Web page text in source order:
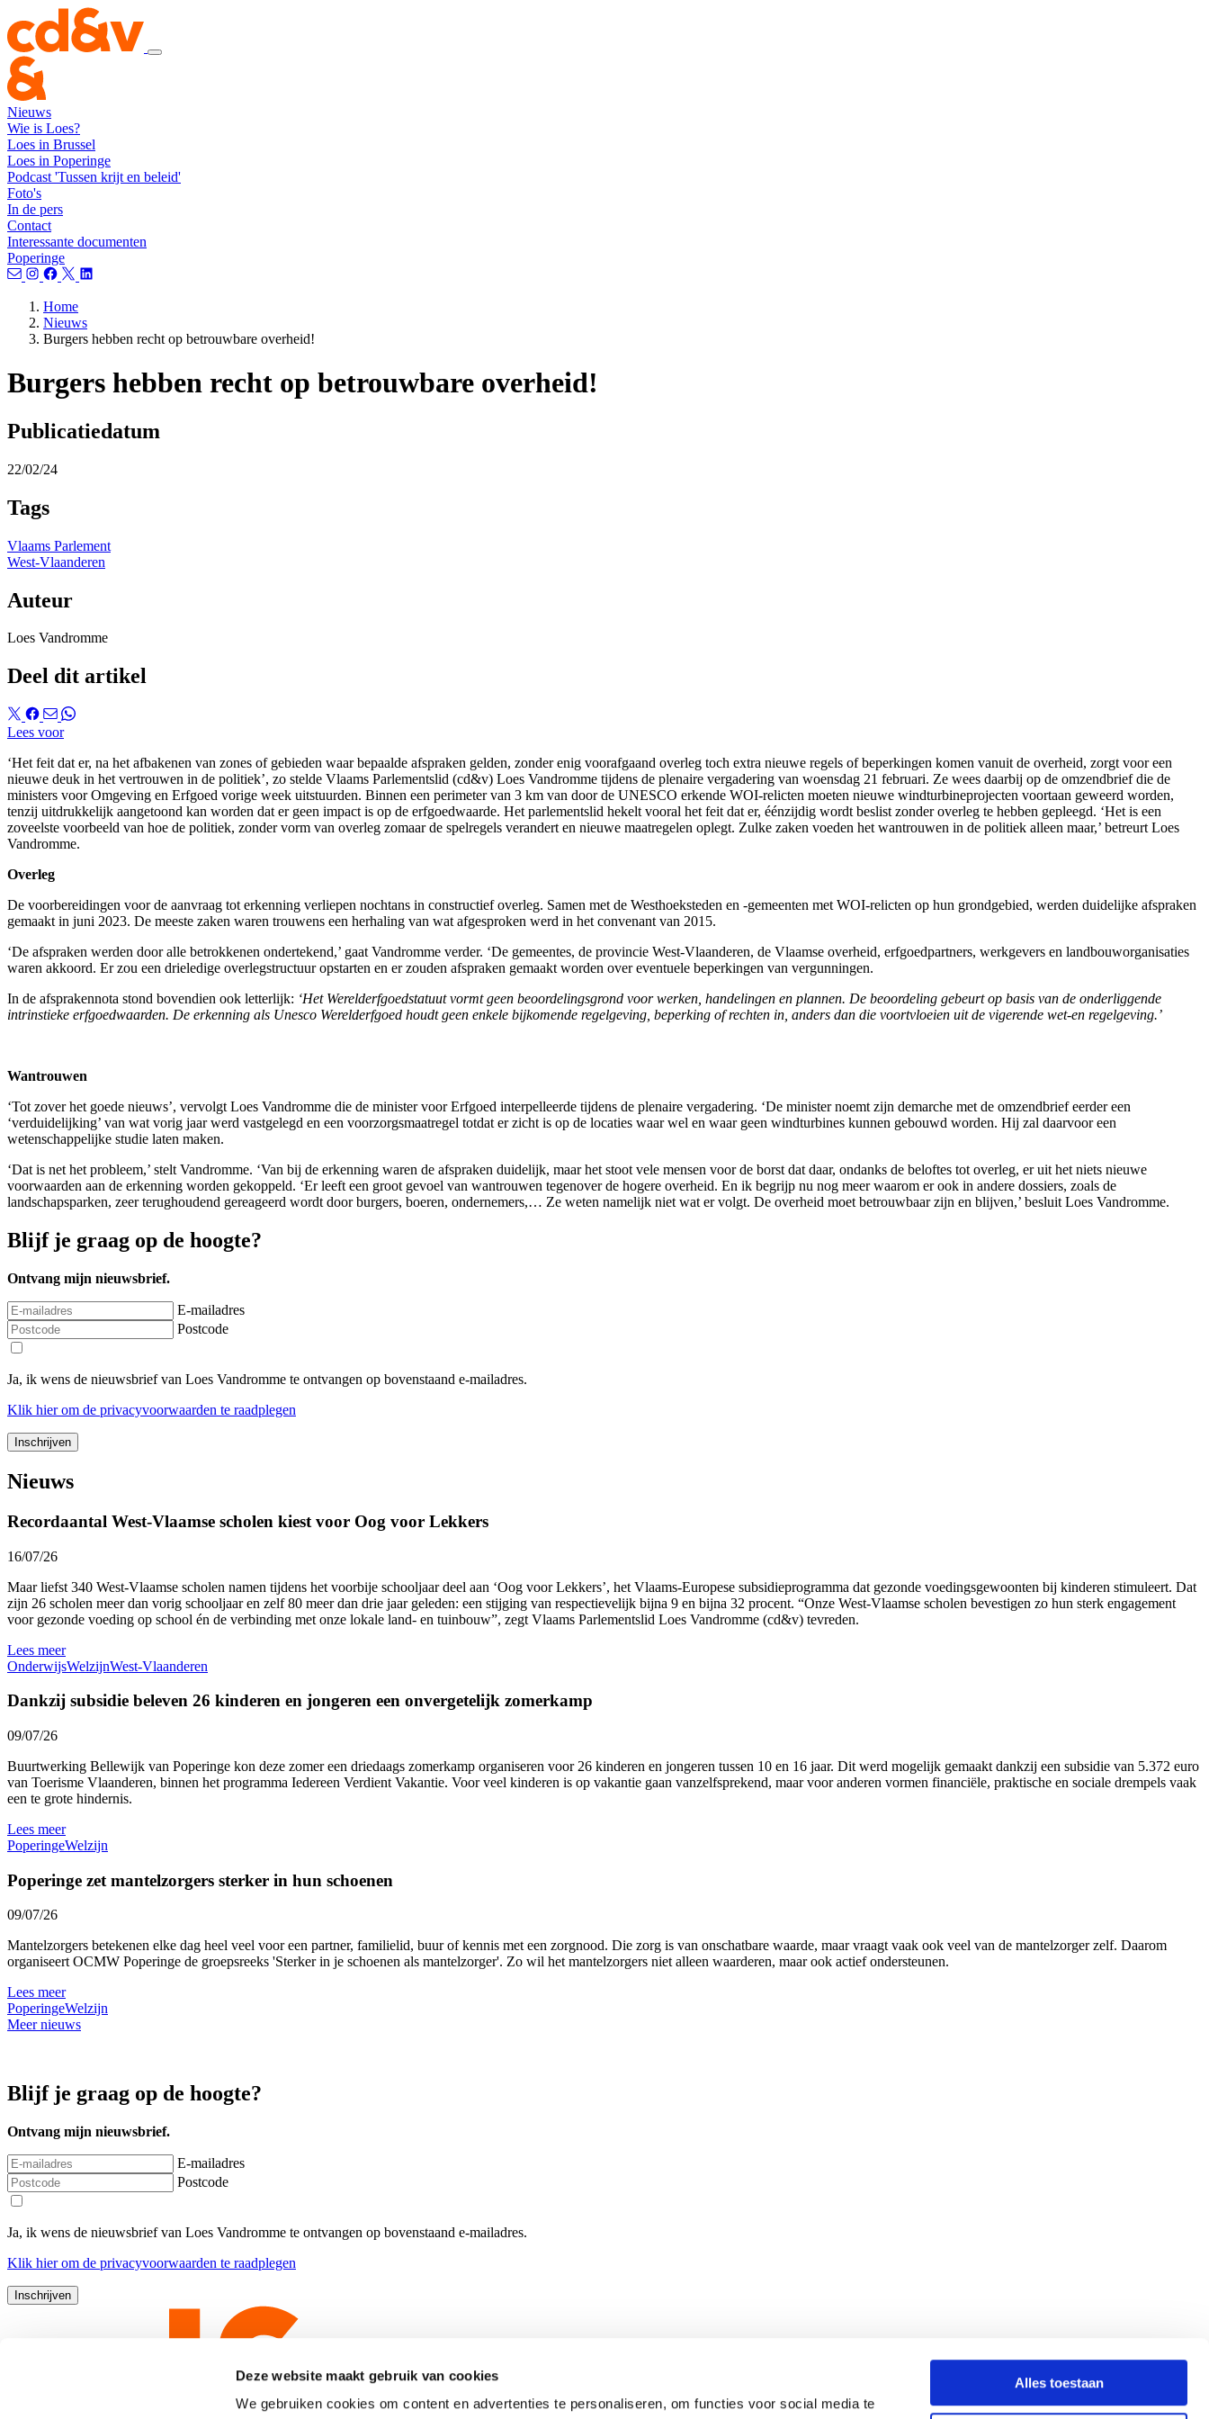
Deze website maakt gebruik van cookies
We gebruiken cookies om content en advertenties te personaliseren, om functies voor social media te
Alles toestaan
Nieuws
Wie is Loes?
Loes in Brussel
Loes in Poperinge
Podcast 'Tussen krijt en beleid'
Foto's
In de pers
Contact
Interessante documenten
Poperinge
Home
Nieuws
Burgers hebben recht op betrouwbare overheid!
Burgers hebben recht op betrouwbare overheid!
Publicatiedatum
22/02/24
Tags
Vlaams Parlement
West-Vlaanderen
Auteur
Loes Vandromme
Deel dit artikel
Lees voor
‘Het feit dat er, na het afbakenen van zones of gebieden waar bepaalde afspraken gelden, zonder enig voorafgaand overleg toch extra nieuwe regels of beperkingen komen vanuit de overheid, zorgt voor een
nieuwe deuk in het vertrouwen in de politiek’, zo stelde Vlaams Parlementslid (cd&v) Loes Vandromme tijdens de plenaire vergadering van woensdag 21 februari. Ze wees daarbij op de omzendbrief die de
ministers voor Omgeving en Erfgoed vorige week uitstuurden. Binnen een perimeter van 3 km van door de UNESCO erkende WOI-relicten moeten nieuwe windturbineprojecten voortaan geweerd worden,
tenzij uitdrukkelijk aangetoond kan worden dat er geen impact is op de erfgoedwaarde. Het parlementslid hekelt vooral het feit dat er, éénzijdig wordt beslist zonder overleg te hebben gepleegd. ‘Het is een
zoveelste voorbeeld van hoe de politiek, zonder vorm van overleg zomaar de spelregels verandert en nieuwe maatregelen oplegt. Zulke zaken voeden het wantrouwen in de politiek alleen maar,’ betreurt Loes
Vandromme.
Overleg
De voorbereidingen voor de aanvraag tot erkenning verliepen nochtans in constructief overleg. Samen met de Westhoeksteden en -gemeenten met WOI-relicten op hun grondgebied, werden duidelijke afspraken
gemaakt in juni 2023. De meeste zaken waren trouwens een herhaling van wat afgesproken werd in het convenant van 2015.
‘De afspraken werden door alle betrokkenen ondertekend,’ gaat Vandromme verder. ‘De gemeentes, de provincie West-Vlaanderen, de Vlaamse overheid, erfgoedpartners, werkgevers en landbouworganisaties
waren akkoord. Er zou een drieledige overlegstructuur opstarten en er zouden afspraken gemaakt worden over eventuele beperkingen van vergunningen.
In de afsprakennota stond bovendien ook letterlijk: ‘Het Werelderfgoedstatuut vormt geen beoordelingsgrond voor werken, handelingen en plannen. De beoordeling gebeurt op basis van de onderliggende
intrinstieke erfgoedwaarden. De erkenning als Unesco Werelderfgoed houdt geen enkele bijkomende regelgeving, beperking of rechten in, anders dan die voortvloeien uit de vigerende wet-en regelgeving.’
Wantrouwen
‘Tot zover het goede nieuws’, vervolgt Loes Vandromme die de minister voor Erfgoed interpelleerde tijdens de plenaire vergadering. ‘De minister noemt zijn demarche met de omzendbrief eerder een
‘verduidelijking’ van wat vorig jaar werd vastgelegd en een voorzorgsmaatregel totdat er zicht is op de locaties waar wel en waar geen windturbines kunnen gebouwd worden. Hij zal daarvoor een
wetenschappelijke studie laten maken.
‘Dat is net het probleem,’ stelt Vandromme. ‘Van bij de erkenning waren de afspraken duidelijk, maar het stoot vele mensen voor de borst dat daar, ondanks de beloftes tot overleg, er uit het niets nieuwe
voorwaarden aan de erkenning worden gekoppeld. ‘Er leeft een groot gevoel van wantrouwen tegenover de hogere overheid. En ik begrijp nu nog meer waarom er ook in andere dossiers, zoals de
landschapsparken, zeer terughoudend gereageerd wordt door burgers, boeren, ondernemers,… Ze weten namelijk niet wat er volgt. De overheid moet betrouwbaar zijn en blijven,’ besluit Loes Vandromme.
Blijf je graag op de hoogte?
Ontvang mijn nieuwsbrief.
E-mailadres
Postcode
Ja, ik wens de nieuwsbrief van Loes Vandromme te ontvangen op bovenstaand e-mailadres.
Klik hierom de privacyvoorwaarden te raadplegen
Nieuws
Recordaantal West-Vlaamse scholen kiest voor Oog voor Lekkers
16/07/26
Maar liefst 340 West-Vlaamse scholen namen tijdens het voorbije schooljaar deel aan ‘Oog voor Lekkers’, het Vlaams-Europese subsidieprogramma dat gezonde voedingsgewoonten bij kinderen stimuleert. Dat
zijn 26 scholen meer dan vorig schooljaar en zelf 80 meer dan drie jaar geleden: een stijging van respectievelijk bijna 9 en bijna 32 procent. “Onze West-Vlaamse scholen bevestigen zo hun sterk engagement
voor gezonde voeding op school én de verbinding met onze lokale land- en tuinbouw”, zegt Vlaams Parlementslid Loes Vandromme (cd&v) tevreden.
Lees meer
OnderwijsWelzijnWest-Vlaanderen
Dankzij subsidie beleven 26 kinderen en jongeren een onvergetelijk zomerkamp
09/07/26
Buurtwerking Bellewijk van Poperinge kon deze zomer een driedaags zomerkamp organiseren voor 26 kinderen en jongeren tussen 10 en 16 jaar. Dit werd mogelijk gemaakt dankzij een subsidie van 5.372 euro
van Toerisme Vlaanderen, binnen het programma Iedereen Verdient Vakantie. Voor veel kinderen is op vakantie gaan vanzelfsprekend, maar voor anderen vormen financiële, praktische en sociale drempels vaak
een te grote hindernis.
Lees meer
PoperingeWelzijn
Poperinge zet mantelzorgers sterker in hun schoenen
09/07/26
Mantelzorgers betekenen elke dag heel veel voor een partner, familielid, buur of kennis met een zorgnood. Die zorg is van onschatbare waarde, maar vraagt vaak ook veel van de mantelzorger zelf. Daarom
organiseert OCMW Poperinge de groepsreeks 'Sterker in je schoenen als mantelzorger'. Zo wil het mantelzorgers niet alleen waarderen, maar ook actief ondersteunen.
Lees meer
PoperingeWelzijn
Meer nieuws
Blijf je graag op de hoogte?
Ontvang mijn nieuwsbrief.
E-mailadres
Postcode
Ja, ik wens de nieuwsbrief van Loes Vandromme te ontvangen op bovenstaand e-mailadres.
Klik hierom de privacyvoorwaarden te raadplegen